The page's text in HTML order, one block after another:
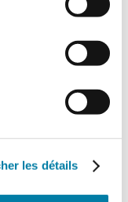
les détails
aux